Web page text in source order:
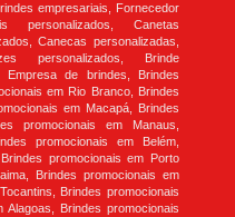
empresariais, Fornecedor
personalizados, Canetas
Canecas personalizadas,
personalizados, Brinde
Empresa de brindes, Brindes
em Rio Branco, Brindes
em Macapá, Brindes
promocionais em Manaus,
promocionais em Belém,
promocionais em Porto
Brindes promocionais em
Brindes promocionais
Brindes promocionais